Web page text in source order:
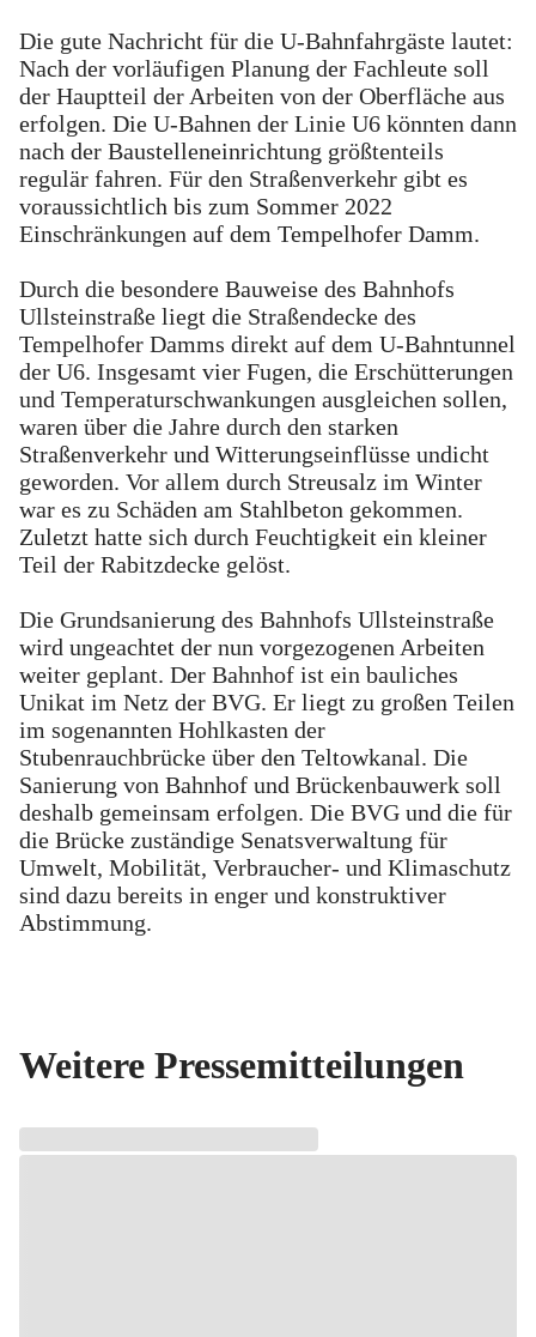
Die gute Nachricht für die U-Bahnfahrgäste lautet:
Nach der vorläufigen Planung der Fachleute soll
der Hauptteil der Arbeiten von der Oberfläche aus
erfolgen. Die U-Bahnen der Linie U6 könnten dann
nach der Baustelleneinrichtung größtenteils
regulär fahren. Für den Straßenverkehr gibt es
voraussichtlich bis zum Sommer 2022
Einschränkungen auf dem Tempelhofer Damm.
Durch die besondere Bauweise des Bahnhofs
Ullsteinstraße liegt die Straßendecke des
Tempelhofer Damms direkt auf dem U-Bahntunnel
der U6. Insgesamt vier Fugen, die Erschütterungen
und Temperaturschwankungen ausgleichen sollen,
waren über die Jahre durch den starken
Straßenverkehr und Witterungseinflüsse undicht
geworden. Vor allem durch Streusalz im Winter
war es zu Schäden am Stahlbeton gekommen.
Zuletzt hatte sich durch Feuchtigkeit ein kleiner
Teil der Rabitzdecke gelöst.
Die Grundsanierung des Bahnhofs Ullsteinstraße
wird ungeachtet der nun vorgezogenen Arbeiten
weiter geplant. Der Bahnhof ist ein bauliches
Unikat im Netz der BVG. Er liegt zu großen Teilen
im sogenannten Hohlkasten der
Stubenrauchbrücke über den Teltowkanal. Die
Sanierung von Bahnhof und Brückenbauwerk soll
deshalb gemeinsam erfolgen. Die BVG und die für
die Brücke zuständige Senatsverwaltung für
Umwelt, Mobilität, Verbraucher- und Klimaschutz
sind dazu bereits in enger und konstruktiver
Abstimmung.
Weitere Pressemitteilungen